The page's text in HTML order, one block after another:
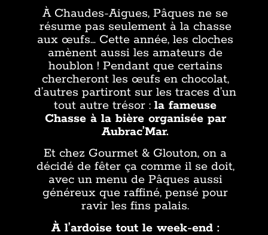
À Chaudes-Aigues, Pâques ne se
résume pas seulement à la chasse
aux œufs… Cette année, les cloches
amènent aussi les amateurs de
houblon ! Pendant que certains
chercheront les œufs en chocolat,
d’autres partiront sur les traces d’un
tout autre trésor :la fameuse
Chasse à la bière organisée par
Aubrac’Mar.
Et chez Gourmet & Glouton, on a
décidé de fêter ça comme il se doit,
avec un menu de Pâques aussi
généreux que raffiné, pensé pour
ravir les fins palais.
À l’ardoise tout le week-end :